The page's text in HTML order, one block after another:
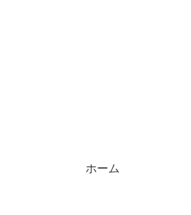
ホーム